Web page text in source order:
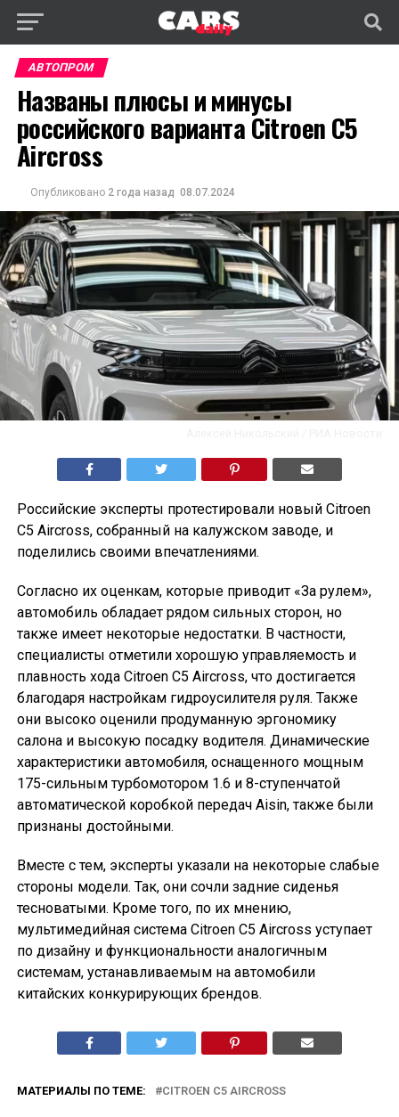
АВТОПРОМ
Названы плюсы и минусы
российского варианта Citroen C5
Aircross
Опубликовано 2 года назад 08.07.2024
Российские эксперты протестировали новый Citroen
C5 Aircross, собранный на калужском заводе, и
поделились своими впечатлениями.
Согласно их оценкам, которые приводит «За рулем»,
автомобиль обладает рядом сильных сторон, но
также имеет некоторые недостатки. В частности,
специалисты отметили хорошую управляемость и
плавность хода Citroen C5 Aircross, что достигается
благодаря настройкам гидроусилителя руля. Также
они высоко оценили продуманную эргономику
салона и высокую посадку водителя. Динамические
характеристики автомобиля, оснащенного мощным
175-сильным турбомотором 1.6 и 8-ступенчатой
автоматической коробкой передач Aisin, также были
признаны достойными.
Вместе с тем, эксперты указали на некоторые слабые
стороны модели. Так, они сочли задние сиденья
тесноватыми. Кроме того, по их мнению,
мультимедийная система Citroen C5 Aircross уступает
по дизайну и функциональности аналогичным
системам, устанавливаемым на автомобили
китайских конкурирующих брендов.
МАТЕРИАЛЫ ПО ТЕМЕ: CITROEN C5 AIRCROSS